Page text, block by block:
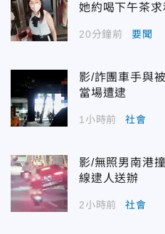
她約喝下午茶求
20分鐘前 要聞
影/詐團車手與
當場遭逮
1小時前 社會
影/無照男南港
線逮人送辦
2小時前 社會